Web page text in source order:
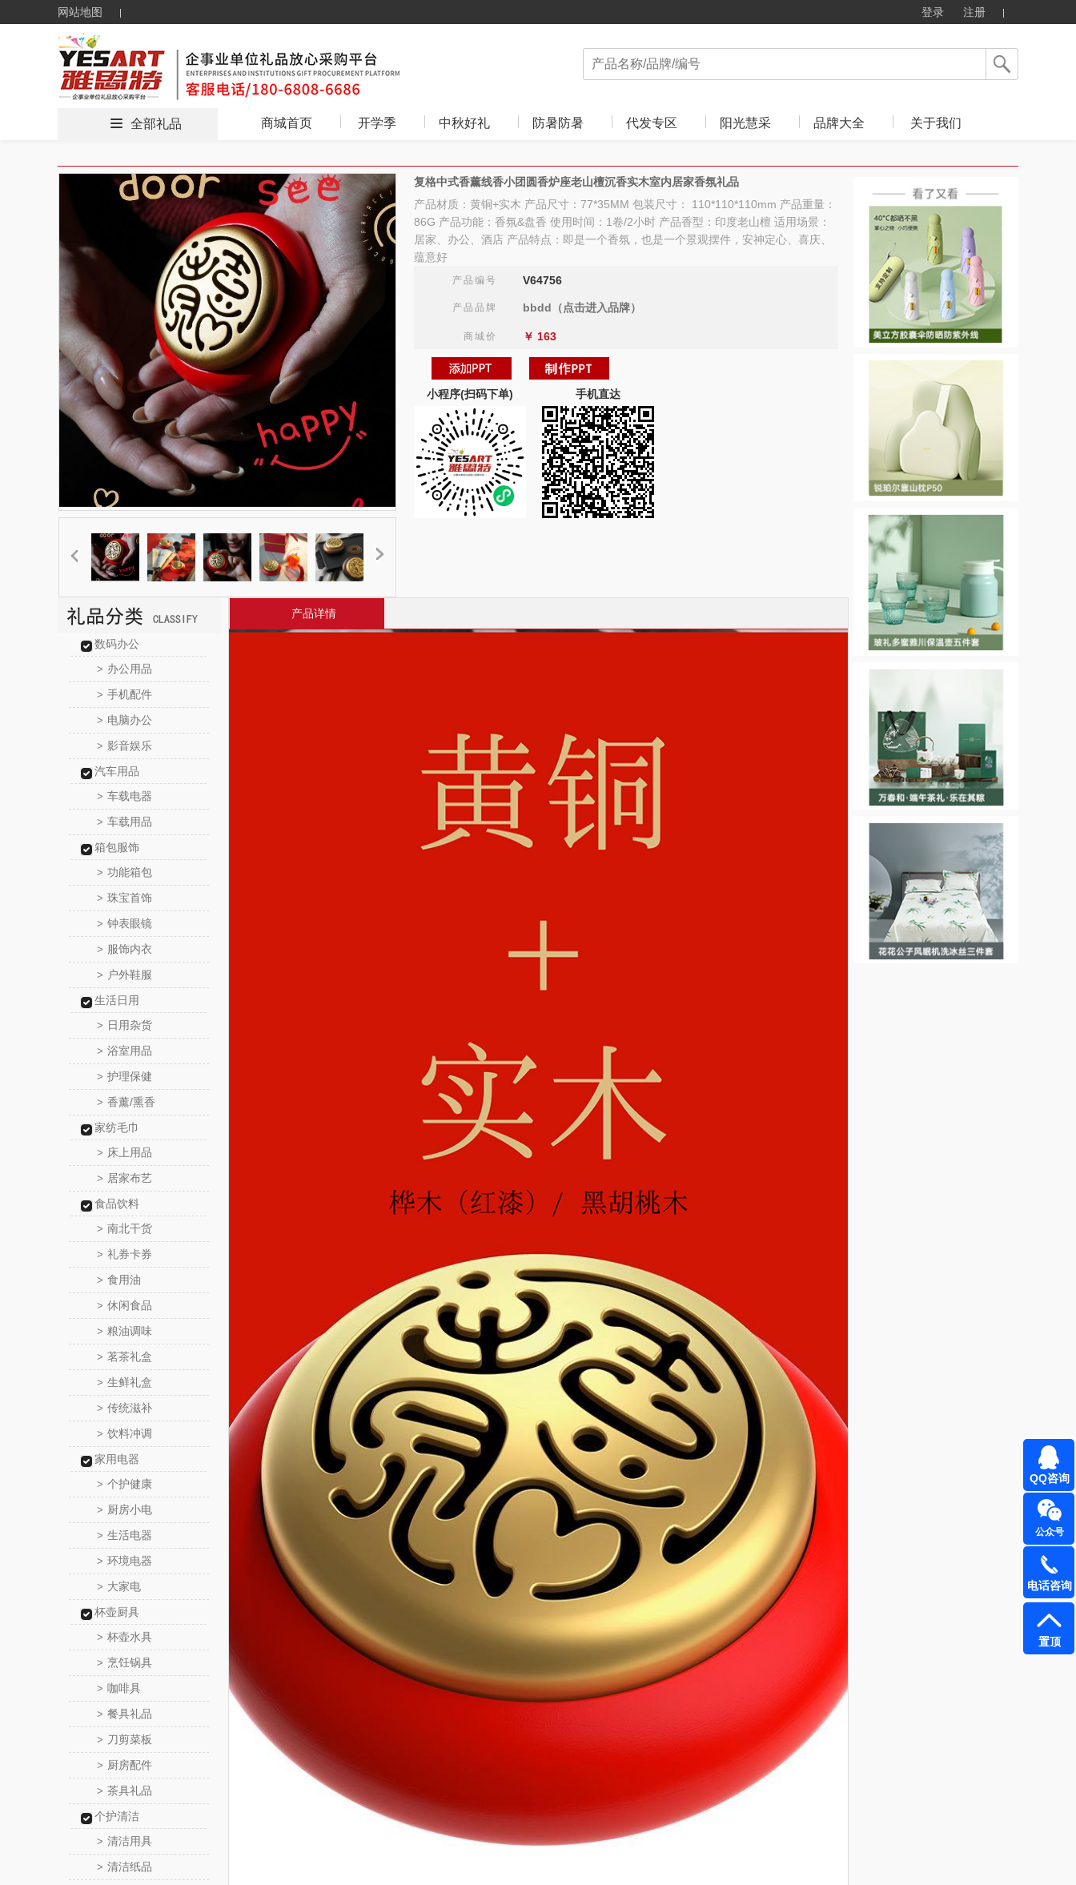
网站地图 登录 注册
全部礼品 商城首页 开学季 中秋好礼 防暑防暑 代发专区 阳光慧采 品牌大全 关于我们
复格中式香薰线香小团圆香炉座老山檀沉香实木室内居家香氛礼品
产品材质：黄铜+实木 产品尺寸：77*35MM 包装尺寸： 110*110*110mm 产品重量：
86G 产品功能：香氛&盘香 使用时间：1卷/2小时 产品香型：印度老山檀 适用场景：
居家、办公、酒店 产品特点：即是一个香氛，也是一个景观摆件，安神定心、喜庆、
蕴意好
产品编号 V64756
产品品牌 bbdd（点击进入品牌）
商城价 ￥ 163
小程序(扫码下单) 手机直达
数码办公
> 办公用品
> 手机配件
> 电脑办公
> 影音娱乐
汽车用品
> 车载电器
> 车载用品
箱包服饰
> 功能箱包
> 珠宝首饰
> 钟表眼镜
> 服饰内衣
> 户外鞋服
生活日用
> 日用杂货
> 浴室用品
> 护理保健
> 香薰/熏香
家纺毛巾
> 床上用品
> 居家布艺
食品饮料
> 南北干货
> 礼券卡券
> 食用油
> 休闲食品
> 粮油调味
> 茗茶礼盒
> 生鲜礼盒
> 传统滋补
> 饮料冲调
家用电器
> 个护健康
> 厨房小电
> 生活电器
> 环境电器
> 大家电
杯壶厨具
> 杯壶水具
> 烹饪锅具
> 咖啡具
> 餐具礼品
> 刀剪菜板
> 厨房配件
> 茶具礼品
个护清洁
> 清洁用具
> 清洁纸品
产品详情
QQ咨询
公众号
电话咨询
置顶